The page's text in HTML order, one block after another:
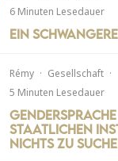
6 Minuten Lesedauer
Ein
Rémy · Gesellschaft ·
5 Minuten Lesedauer
staatlichen
nichts zu